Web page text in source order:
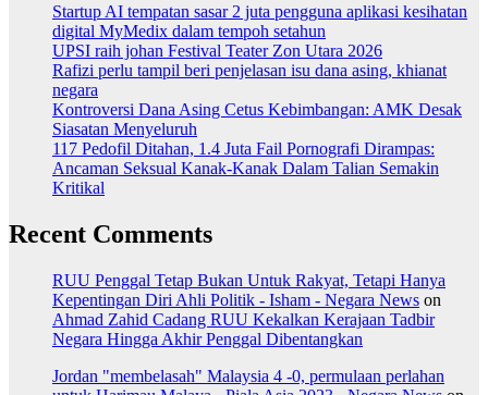
Startup AI tempatan sasar 2 juta pengguna aplikasi kesihatan
digital MyMedix dalam tempoh setahun
UPSI raih johan Festival Teater Zon Utara 2026
Rafizi perlu tampil beri penjelasan isu dana asing, khianat
negara
Kontroversi Dana Asing Cetus Kebimbangan: AMK Desak
Siasatan Menyeluruh
117 Pedofil Ditahan, 1.4 Juta Fail Pornografi Dirampas:
Ancaman Seksual Kanak-Kanak Dalam Talian Semakin
Kritikal
Recent Comments
RUU Penggal Tetap Bukan Untuk Rakyat, Tetapi Hanya
Kepentingan Diri Ahli Politik - Isham - Negara News on
Ahmad Zahid Cadang RUU Kekalkan Kerajaan Tadbir
Negara Hingga Akhir Penggal Dibentangkan
Jordan "membelasah" Malaysia 4 -0, permulaan perlahan